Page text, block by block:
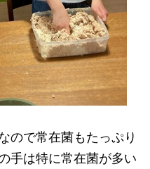
ので常在菌もたっぷり
手は特に常在菌が多い